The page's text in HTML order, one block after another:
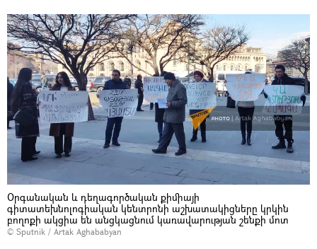
Օրգանական և դեղագործական քիմիայի
գիտատեխնոլոգիական կենտրոնի աշխատակիցները կրկին
բողոքի ակցիա են անցկացնում կառավարության շենքի մոտ
© Sputnik / Artak Aghababyan